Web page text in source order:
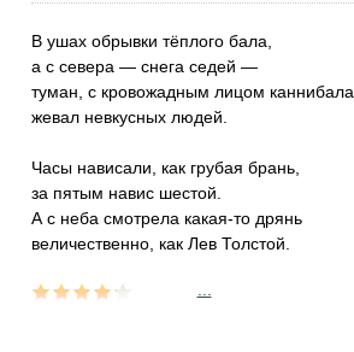
В ушах обрывки тёплого бала,
а с севера — снега седей —
туман, с кровожадным лицом каннибала,
жевал невкусных людей.
Часы нависали, как грубая брань,
за пятым навис шестой.
А с неба смотрела какая-то дрянь
величественно, как Лев Толстой.